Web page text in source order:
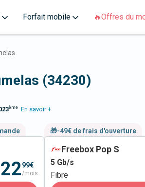
Forfait mobile 🔥Offres du
(34230)
ème En savoir +
2299€
/mois
🎁-49€ de frais d'ouverture
Freebox Pop S
5 Gb/s
Fibre